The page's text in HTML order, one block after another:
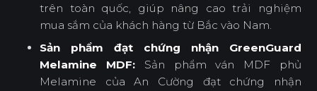
trên toàn quốc, giúp nâng cao trải nghiệm
mua sắm của khách hàng từ Bắc vào Nam.
Sản phẩm đạt chứng nhận GreenGuard
Melamine MDF: Sản phẩm ván MDF phủ
Melamine của An Cường đạt chứng nhận